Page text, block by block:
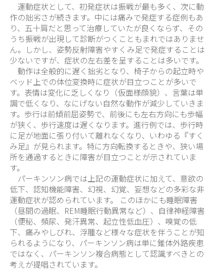
運動症状として、初発症状は振戦が最も多く、次に動
作の拙劣さが続きます。中には痛みで発症する症例もあ
り、五十肩だと思って治療していたが良くならず、その
うち振戦が出現して診断がつくこともまれではありませ
ん。しかし、姿勢反射障害やすくみ足で発症することは
少ないですが、症状の左右差を呈することは多いです。
動作は全般的に遅く拙劣となり、椅子からの起立時や
ベッド上での体位変換時に症状が目立つことが多いで
す。表情は変化に乏しくなり（仮面様顔貌）、言葉は単
調で低くなり、なにげない自然な動作が減少していきま
す。歩行は前傾前屈姿勢で、前後にも左右方向にも歩幅
が狭く、歩行速度は遅くなります。進行例では、歩行時
に足が地面に張り付いて離れなくなり、いわゆる『すく
み足』が見られます。特に方向転換するときや、狭い場
所を通過するときに障害が目立つことが示されていま
す。
パーキンソン病では上記の運動症状に加えて、意欲の
低下、認知機能障害、幻視、幻覚、妄想などの多彩な非
運動症状が認められています。 このほかにも睡眠障害
（昼間の過眠、REM睡眠行動異常など）、自律神経障害
（便秘、頻尿、発汗異常、起立性低血圧）、嗅覚の低
下、痛みやしびれ、浮腫など様々な症状を伴うことが知
られるようになり、パーキンソン病は単に錐体外路疾患
ではなく、パーキンソン複合病態として認識すべきとの
考えが提唱されています。